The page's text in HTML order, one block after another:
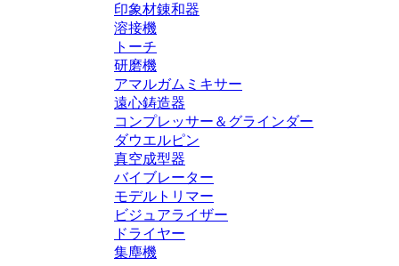
印象材錬和器
溶接機
トーチ
研磨機
アマルガムミキサー
遠心鋳造器
コンプレッサー＆グラインダー
ダウエルピン
真空成型器
バイブレーター
モデルトリマー
ビジュアライザー
ドライヤー
集塵機